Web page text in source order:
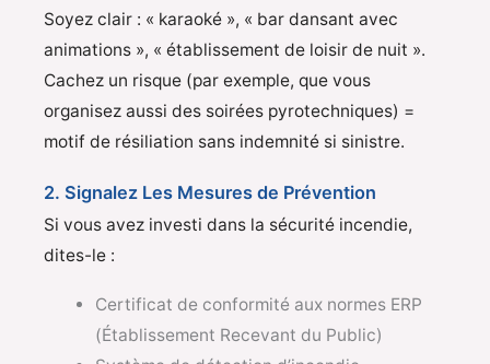
Soyez clair : « karaoké », « bar dansant avec
animations », « établissement de loisir de nuit ».
Cachez un risque (par exemple, que vous
organisez aussi des soirées pyrotechniques) =
motif de résiliation sans indemnité si sinistre.
2. Signalez Les Mesures de Prévention
Si vous avez investi dans la sécurité incendie,
dites-le :
Certificat de conformité aux normes ERP
(Établissement Recevant du Public)